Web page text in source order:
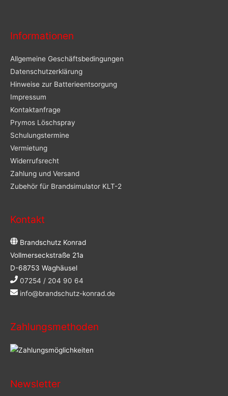
Informationen
Allgemeine Geschäftsbedingungen
Datenschutzerklärung
Hinweise zur Batterieentsorgung
Impressum
Kontaktanfrage
Prymos Löschspray
Schulungstermine
Vermietung
Widerrufsrecht
Zahlung und Versand
Zubehör für Brandsimulator KLT-2
Kontakt
Brandschutz Konrad
Vollmerseckstraße 21a
D-68753 Waghäusel
07254 / 204 90 64
info@brandschutz-konrad.de
Zahlungsmethoden
Newsletter